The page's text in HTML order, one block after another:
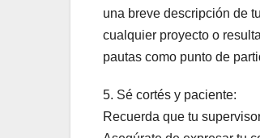
una breve descripción de
cualquier proyecto o
pautas como punto de
5. Sé cortés y paciente:
Recuerda que tu